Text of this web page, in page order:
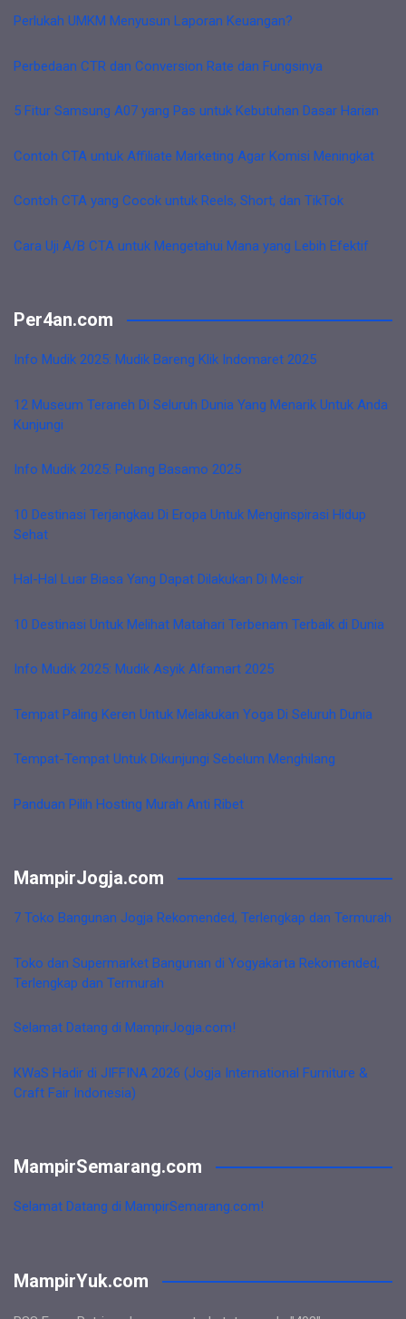
Perlukah UMKM Menyusun Laporan Keuangan?
Perbedaan CTR dan Conversion Rate dan Fungsinya
5 Fitur Samsung A07 yang Pas untuk Kebutuhan Dasar Harian
Contoh CTA untuk Affiliate Marketing Agar Komisi Meningkat
Contoh CTA yang Cocok untuk Reels, Short, dan TikTok
Cara Uji A/B CTA untuk Mengetahui Mana yang Lebih Efektif
Per4an.com
Info Mudik 2025: Mudik Bareng Klik Indomaret 2025
12 Museum Teraneh Di Seluruh Dunia Yang Menarik Untuk Anda
Kunjungi
Info Mudik 2025: Pulang Basamo 2025
10 Destinasi Terjangkau Di Eropa Untuk Menginspirasi Hidup
Sehat
Hal-Hal Luar Biasa Yang Dapat Dilakukan Di Mesir
10 Destinasi Untuk Melihat Matahari Terbenam Terbaik di Dunia
Info Mudik 2025: Mudik Asyik Alfamart 2025
Tempat Paling Keren Untuk Melakukan Yoga Di Seluruh Dunia
Tempat-Tempat Untuk Dikunjungi Sebelum Menghilang
Panduan Pilih Hosting Murah Anti Ribet
MampirJogja.com
7 Toko Bangunan Jogja Rekomended, Terlengkap dan Termurah
Toko dan Supermarket Bangunan di Yogyakarta Rekomended,
Terlengkap dan Termurah
Selamat Datang di MampirJogja.com!
KWaS Hadir di JIFFINA 2026 (Jogja International Furniture &
Craft Fair Indonesia)
MampirSemarang.com
Selamat Datang di MampirSemarang.com!
MampirYuk.com